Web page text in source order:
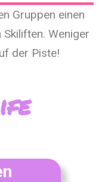
Gruppen einen
Weniger
der Piste!